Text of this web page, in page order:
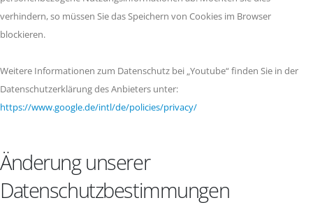
verhindern, so müssen Sie das Speichern von Cookies im Browser
blockieren.
Weitere Informationen zum Datenschutz bei „Youtube“ finden Sie in der
Datenschutzerklärung des Anbieters unter:
https://www.google.de/intl/de/policies/privacy/
Änderung unserer
Datenschutzbestimmungen